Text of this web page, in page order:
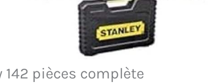
pièces complète